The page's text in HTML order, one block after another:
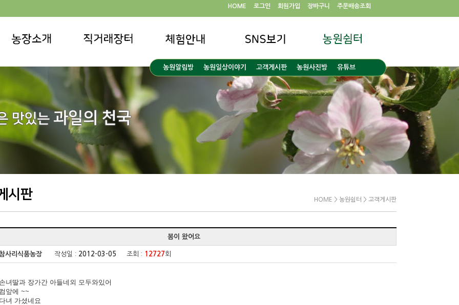
HOME 로그인 회원가입 장바구니 주문배송조회
농원알림방 농원일상이야기 고객게시판 농원사진방 유튜브
시판 HOME > 농원쉼터 > 고객게시판
다.
봄이 왔어요
사리식품농장 작성일 : 2012-03-05 조회 : 12727회
녀딸과 장가간 아들네외 모두와있어
앞에 ~~
녀 가셨네요